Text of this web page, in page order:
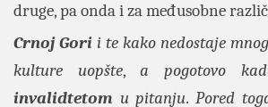
druge, pa onda i za međusobne
Crnoj Gori i te kako nedostaje
kulture uopšte,a pogotovo
invalidtetom u pitanju.Pored